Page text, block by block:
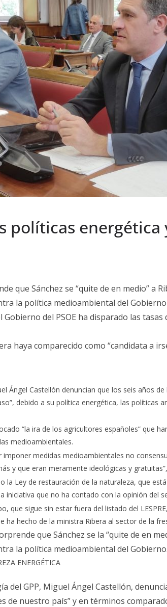
políticas
que Sánchez se “quite de en medio” a
la política medioambiental del Gobierno
del PSOE ha disparado las
haya comparecido como “candidata a
Ángel Castellón denuncian que los seis años
debido a su política energética, las
“la ira de los agricultores españoles” que
medioambientales.
medidas medioambientales no
y que eran meramente ideológicas y
la Ley de restauración de la naturaleza, que
que no ha contado con la opinión del
que sigue sin estar fuera del listado del
ha hecho de la ministra Ribera al sector de la
que Sánchez se la “quite de en
la política medioambiental del Gobierno.
ENERGÉTICA
del GPP, Miguel Ángel Castellón,
de nuestro país” y en términos